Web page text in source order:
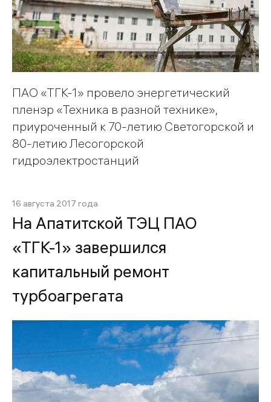
ПАО «ТГК-1» провело энергетический
пленэр «Техника в разной технике»,
приуроченный к 70-летию Светогорской и
80-летию Лесогорской
гидроэлектростанций
16 августа 2017 года
На Апатитской ТЭЦ ПАО
«ТГК-1» завершился
капитальный ремонт
турбоагрегата